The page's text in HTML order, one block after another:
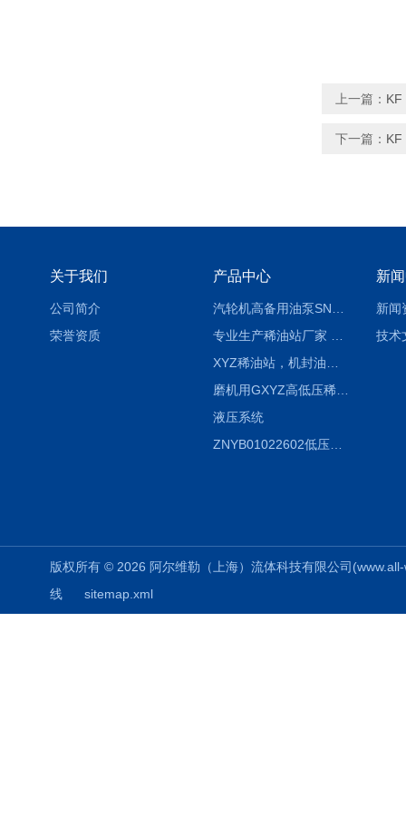
上一篇： KF
下一篇： KF
关于我们
公司简介
荣誉资质
产品中心
磨机用GXYZ高低压稀油站，静压油润滑系统
液压系统
ZNYB01022602低压螺杆泵
新
新闻
技术
版权所有 © 2026 阿尔维勒（上海）流体科技有限公司
线
sitemap.xml